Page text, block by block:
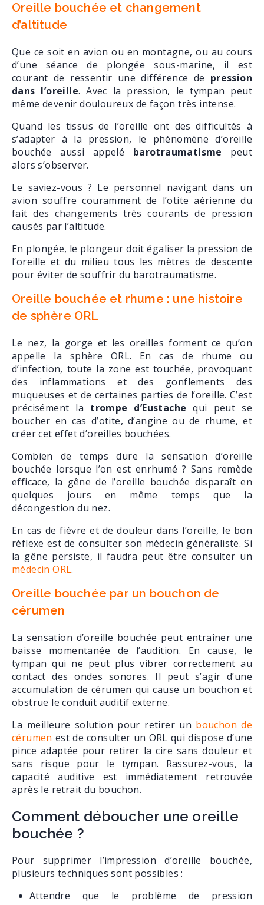
Oreille bouchée et changement
d’altitude
Que ce soit en avion ou en montagne, ou au cours
d’une séance de plongée sous-marine, il est
courant de ressentir une différence de pression
dans l’oreille. Avec la pression, le tympan peut
même devenir douloureux de façon très intense.
Quand les tissus de l’oreille ont des difficultés à
s’adapter à la pression, le phénomène d’oreille
bouchée aussi appelé barotraumatisme peut
alors s’observer.
Le saviez-vous ? Le personnel navigant dans un
avion souffre couramment de l’otite aérienne du
fait des changements très courants de pression
causés par l’altitude.
En plongée, le plongeur doit égaliser la pression de
l’oreille et du milieu tous les mètres de descente
pour éviter de souffrir du barotraumatisme.
Oreille bouchée et rhume : une histoire
de sphère ORL
Le nez, la gorge et les oreilles forment ce qu’on
appelle la sphère ORL. En cas de rhume ou
d’infection, toute la zone est touchée, provoquant
des inflammations et des gonflements des
muqueuses et de certaines parties de l’oreille. C’est
précisément la trompe d’Eustache qui peut se
boucher en cas d’otite, d’angine ou de rhume, et
créer cet effet d’oreilles bouchées.
Combien de temps dure la sensation d’oreille
bouchée lorsque l’on est enrhumé ? Sans remède
efficace, la gêne de l’oreille bouchée disparaît en
quelques jours en même temps que la
décongestion du nez.
En cas de fièvre et de douleur dans l’oreille, le bon
réflexe est de consulter son médecin généraliste. Si
la gêne persiste, il faudra peut être consulter un
médecin ORL.
Oreille bouchée par un bouchon de
cérumen
La sensation d’oreille bouchée peut entraîner une
baisse momentanée de l’audition. En cause, le
tympan qui ne peut plus vibrer correctement au
contact des ondes sonores. Il peut s’agir d’une
accumulation de cérumen qui cause un bouchon et
obstrue le conduit auditif externe.
La meilleure solution pour retirer un bouchon de
cérumen est de consulter un ORL qui dispose d’une
pince adaptée pour retirer la cire sans douleur et
sans risque pour le tympan. Rassurez-vous, la
capacité auditive est immédiatement retrouvée
après le retrait du bouchon.
Comment déboucher une oreille
bouchée ?
Pour supprimer l’impression d’oreille bouchée,
plusieurs techniques sont possibles :
Attendre que le problème de pression